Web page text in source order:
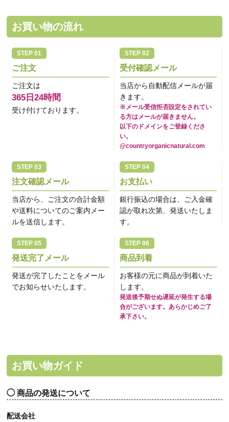
お買い物の流れ
ご注文
ご注文は
365日24時間
受け付けております。
受付確認メール
当店から自動配信メールが届
きます。
※メール受信拒否設定をされてい
る方はメールが届きません。
以下のドメインをご登録くださ
い。
@countryorganicnatural.com
注文確認メール
当店から、ご注文の合計金額
や送料についてのご案内メー
ルを送信します。
お支払い
銀行振込の場合は、ご入金確
認が取れ次第、発送いたしま
す。
発送完了メール
発送が完了したことをメール
でお知らせいたします。
商品到着
お客様の元に商品が到着いた
します。
発送後予期せぬ遅延が発生する場
合がございます。あらかじめご了
承下さい。
お買い物ガイド
商品の発送について
配送会社